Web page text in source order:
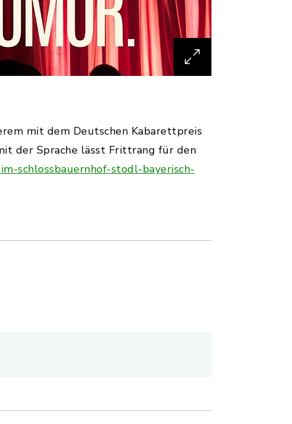
mit dem Deutschen Kabarettpreis
der Sprache lässt Frittrang für den
schlossbauernhof-stodl-bayerisch-